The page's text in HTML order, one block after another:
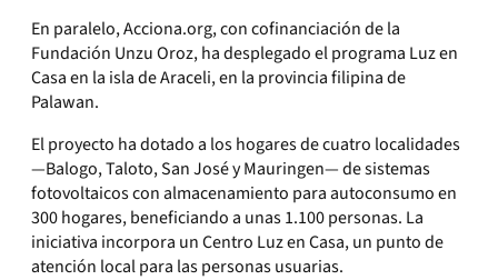
En paralelo, Acciona.org, con cofinanciación de la
Fundación Unzu Oroz, ha desplegado el programa Luz en
Casa en la isla de Araceli, en la provincia filipina de
Palawan.
El proyecto ha dotado a los hogares de cuatro localidades
—Balogo, Taloto, San José y Mauringen— de sistemas
fotovoltaicos con almacenamiento para autoconsumo en
300 hogares, beneficiando a unas 1.100 personas. La
iniciativa incorpora un Centro Luz en Casa, un punto de
atención local para las personas usuarias.